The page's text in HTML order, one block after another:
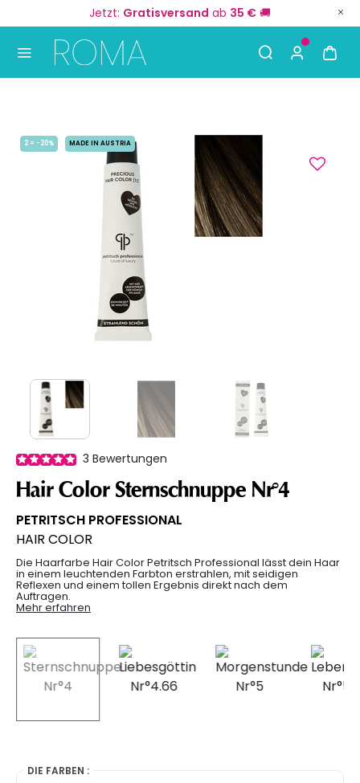
Jetzt: Gratisversand ab 35 € 🚚
2 = -20% MADE IN AUSTRIA
3 Bewertungen
Hair Color Sternschnuppe Nr°4
PETRITSCH PROFESSIONAL
HAIR COLOR
Die Haarfarbe Hair Color Petritsch Professional lässt dein Haar
in einem leuchtenden Farbton erstrahlen, mit seidigen
Reflexen und einem tollen Ergebnis direkt nach dem
Auftragen.
Mehr erfahren
selected
DIE FARBEN :